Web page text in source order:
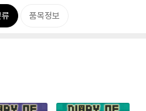
품목정보